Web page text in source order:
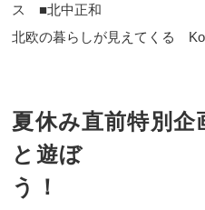
ス ■北中正和
北欧の暮らしが見えてくる
夏休み直前特別
と遊ぼ